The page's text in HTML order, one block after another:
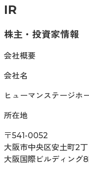
IR
株主・投資家情報
会社概要
会社名
ヒューマンステージホ
所在地
〒541-0052
大阪市中央区安土町2
大阪国際ビルディング